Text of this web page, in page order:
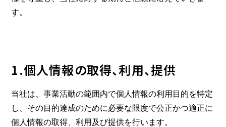
す。
1.個人情報の取得、利用、提供
当社は、事業活動の範囲内で個人情報の利用目的を特定
し、その目的達成のために必要な限度で公正かつ適正に
個人情報の取得、利用及び提供を行います。